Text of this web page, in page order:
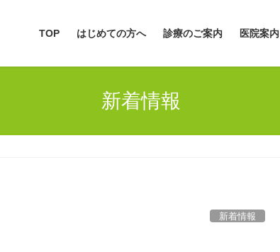
TOP はじめての方へ 診療のご案内 医院案内
新着情報
新着情報